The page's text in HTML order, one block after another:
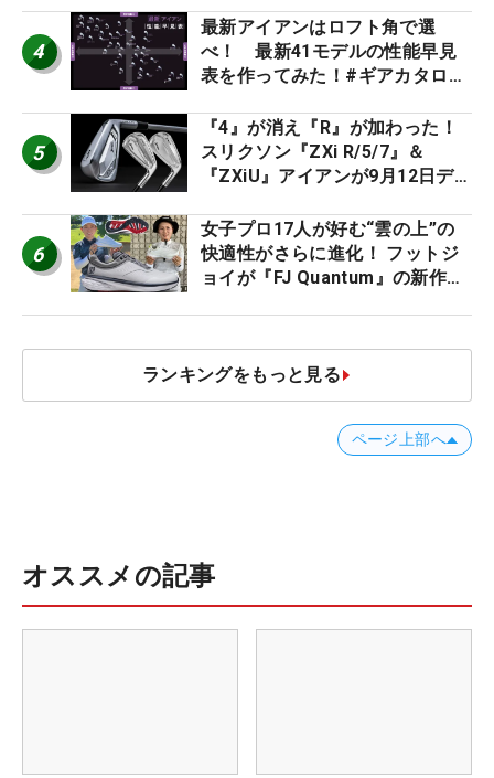
ー』 #女子プロセッティング
4
最新アイアンはロフト角で選
べ！ 最新41モデルの性能早見
表を作ってみた！#ギアカタログ
5
『4』が消え『R』が加わった！
スリクソン『ZXi R/5/7』＆
『ZXiU』アイアンが9月12日デ
6
女子プロ17人が好む“雲の上”の
快適性がさらに進化！ フットジ
ョイが『FJ Quantum』の新作を
ランキングをもっと見る
ページ上部へ
オススメの記事